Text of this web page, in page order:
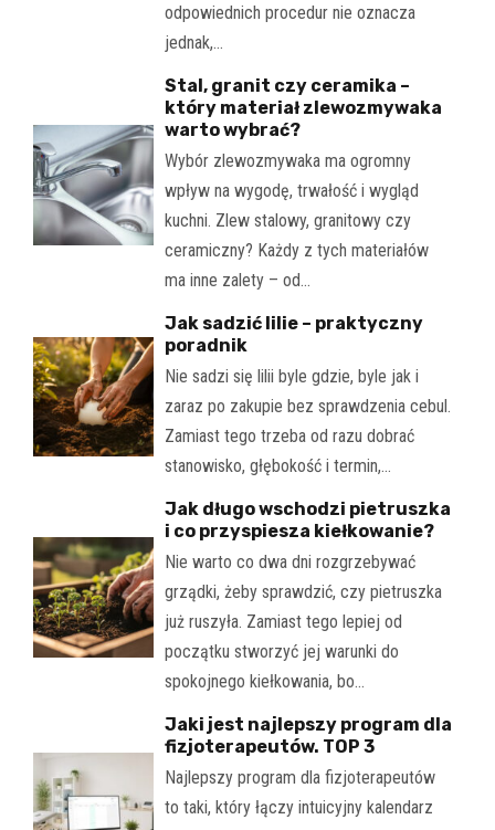
odpowiednich procedur nie oznacza
jednak,…
Stal, granit czy ceramika –
który materiał zlewozmywaka
warto wybrać?
Wybór zlewozmywaka ma ogromny
wpływ na wygodę, trwałość i wygląd
kuchni. Zlew stalowy, granitowy czy
ceramiczny? Każdy z tych materiałów
ma inne zalety – od…
Jak sadzić lilie – praktyczny
poradnik
Nie sadzi się lilii byle gdzie, byle jak i
zaraz po zakupie bez sprawdzenia cebul.
Zamiast tego trzeba od razu dobrać
stanowisko, głębokość i termin,…
Jak długo wschodzi pietruszka
i co przyspiesza kiełkowanie?
Nie warto co dwa dni rozgrzebywać
grządki, żeby sprawdzić, czy pietruszka
już ruszyła. Zamiast tego lepiej od
początku stworzyć jej warunki do
spokojnego kiełkowania, bo…
Jaki jest najlepszy program dla
fizjoterapeutów. TOP 3
Najlepszy program dla fizjoterapeutów
to taki, który łączy intuicyjny kalendarz